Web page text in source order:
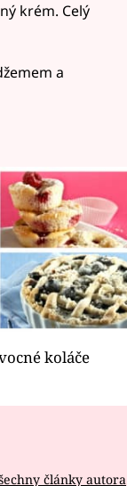
krém. Celý
a
koláče
články autora